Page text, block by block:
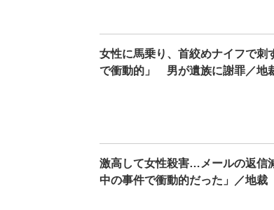
女性に馬乗り、首絞めナイフで
で衝動的」 男が遺族に謝罪／地
激高して女性殺害…メールの返
中の事件で衝動的だった」／地裁